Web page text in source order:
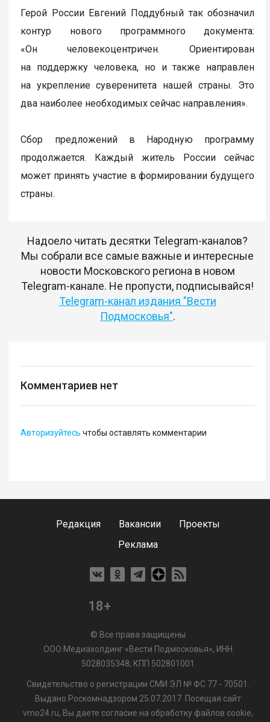
Герой России Евгений Поддубный так обозначил
контур нового программного документа:
«Он человекоцентричен. Ориентирован
на поддержку человека, но и также направлен
на укрепление суверенитета нашей страны. Это
два наиболее необходимых сейчас направления».
Сбор предложений в Народную программу
продолжается. Каждый житель России сейчас
может принять участие в формировании будущего
страны.
Надоело читать десятки Telegram-каналов?
Мы собрали все самые важные и интересные
новости Московского региона в новом
Telegram-канале. Не пропусти, подписывайся!
Telegram-канал издания "Вести
Подмосковья".
Комментариев нет
Авторизуйтесь чтобы оставлять комментарии
Редакция Вакансии
Проекты
Реклама
18+
© Все права защищены
ООО Медиахолдинг «Вести Подмосковья», ИНН
5028035348; КПП 502801001
Свидетельство о регистрации СМИ ЭЛ № ФС 77 - 70501.
Выдано Роскомнадзором 25.07.2017. Посещая сайт
vmo24.ru, Вы даете согласие на обработку файлов cookie,